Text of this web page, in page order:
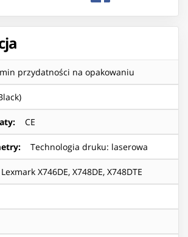
przydatności na opakowaniu
: CE
: Technologia druku: laserowa
Lexmark X746DE, X748DE, X748DTE